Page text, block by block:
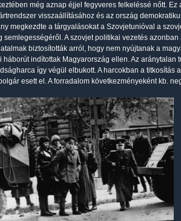
még aznap éjjel fegyveres felkeléssé nőtt.
visszaállításához és az ország
megkezdte a tárgyalásokat a Szovjetunióval a
semlegességéről. A szovjet politikai vezetés
biztosították arról, hogy nem nyújtanak a
háborút indítottak Magyarország ellen. Az
így végül elbukott. A harcokban a
esett el. A forradalom következményeként kb.